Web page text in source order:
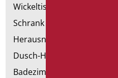
Wickeltische
Schrank mit Sessel
Herausnehmbare Hilfsmittel
Dusch-Hocker
Badezimmer Etikette